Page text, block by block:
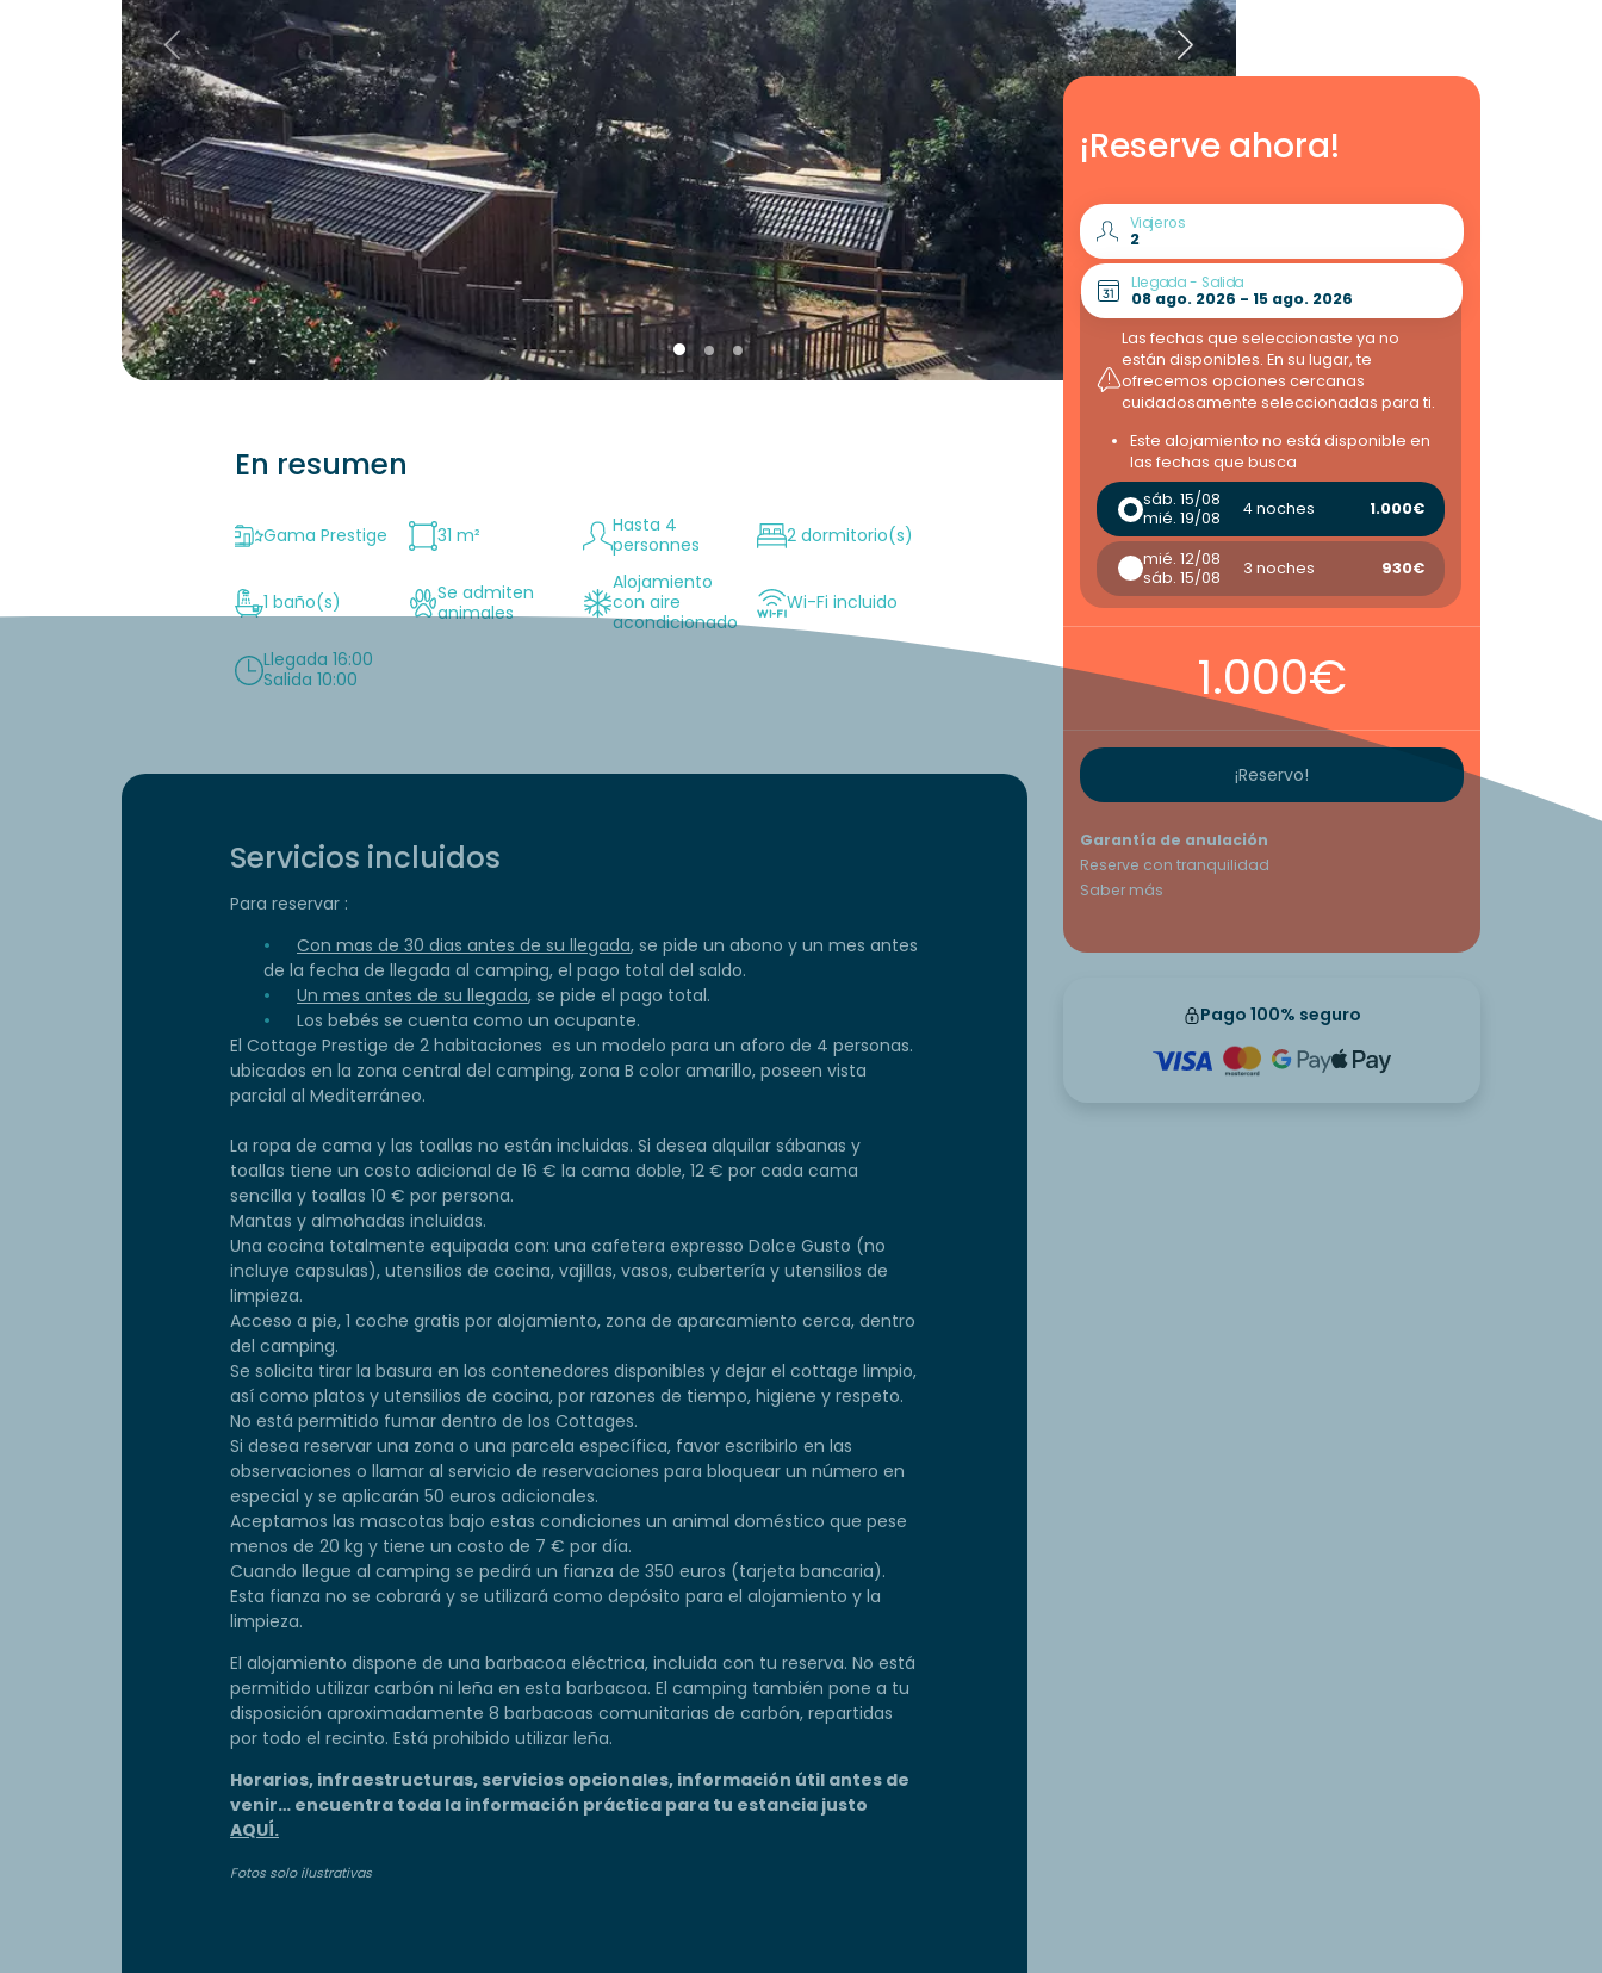
¡Reserve ahora!
Viajeros
Llegada - Salida
Las fechas que seleccionaste ya no
están disponibles. En su lugar, te
ofrecemos opciones cercanas
cuidadosamente seleccionadas para ti.
Este alojamiento no está disponible en
las fechas que busca
sáb. 15/08
mié. 19/08
4 noches 1.000€
mié. 12/08
sáb. 15/08
3 noches 930€
1.000€
¡Reservo!
Garantía de anulación
Reserve con tranquilidad
Saber más
Pago 100% seguro
En resumen
Gama Prestige 31 m²
Hasta 4
personnes
2 dormitorio(s)
1 baño(s)
Se admiten
animales
Alojamiento
con aire
acondicionado
Wi-Fi incluido
Llegada 16:00
Salida 10:00
Servicios incluidos
Para reservar :
Con mas de 30 dias antes de su llegada, se pide un abono y un mes antes
de la fecha de llegada al camping, el pago total del saldo.
Un mes antes de su llegada, se pide el pago total.
Los bebés se cuenta como un ocupante.
El Cottage Prestige de 2 habitaciones es un modelo para un aforo de 4 personas.
ubicados en la zona central del camping, zona B color amarillo, poseen vista
parcial al Mediterráneo.
La ropa de cama y las toallas no están incluidas. Si desea alquilar sábanas y
toallas tiene un costo adicional de 16 € la cama doble, 12 € por cada cama
sencilla y toallas 10 € por persona.
Mantas y almohadas incluidas.
Una cocina totalmente equipada con: una cafetera expresso Dolce Gusto (no
incluye capsulas), utensilios de cocina, vajillas, vasos, cubertería y utensilios de
limpieza.
Acceso a pie, 1 coche gratis por alojamiento, zona de aparcamiento cerca, dentro
del camping.
Se solicita tirar la basura en los contenedores disponibles y dejar el cottage limpio,
así como platos y utensilios de cocina, por razones de tiempo, higiene y respeto.
No está permitido fumar dentro de los Cottages.
Si desea reservar una zona o una parcela específica, favor escribirlo en las
observaciones o llamar al servicio de reservaciones para bloquear un número en
especial y se aplicarán 50 euros adicionales.
Aceptamos las mascotas bajo estas condiciones un animal doméstico que pese
menos de 20 kg y tiene un costo de 7 € por día.
Cuando llegue al camping se pedirá un fianza de 350 euros (tarjeta bancaria).
Esta fianza no se cobrará y se utilizará como depósito para el alojamiento y la
limpieza.
El alojamiento dispone de una barbacoa eléctrica, incluida con tu reserva. No está
permitido utilizar carbón ni leña en esta barbacoa. El camping también pone a tu
disposición aproximadamente 8 barbacoas comunitarias de carbón, repartidas
por todo el recinto. Está prohibido utilizar leña.
Horarios, infraestructuras, servicios opcionales, información útil antes de
venir… encuentra toda la información práctica para tu estancia justo
AQUÍ.
Fotos solo ilustrativas